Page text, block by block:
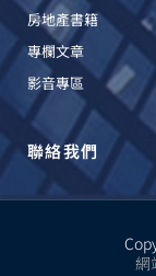
房地產書籍
專欄文章
影音專區
聯絡我們
網